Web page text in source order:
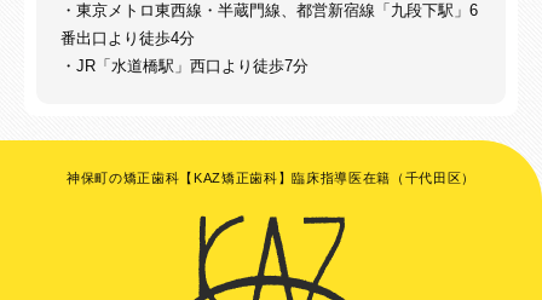
・東京メトロ東西線・半蔵門線、都営新宿線「九段下駅」6
番出口より徒歩4分
・JR「水道橋駅」西口より徒歩7分
神保町の矯正歯科【KAZ矯正歯科】臨床指導医在籍（千代田区）